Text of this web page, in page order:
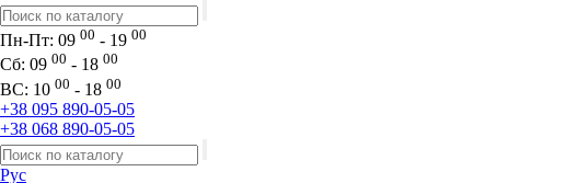
Пн-Пт: 09 00 - 19 00
Сб: 09 00 - 18 00
ВС: 10 00 - 18 00
+38 095 890-05-05
+38 068 890-05-05
Рус